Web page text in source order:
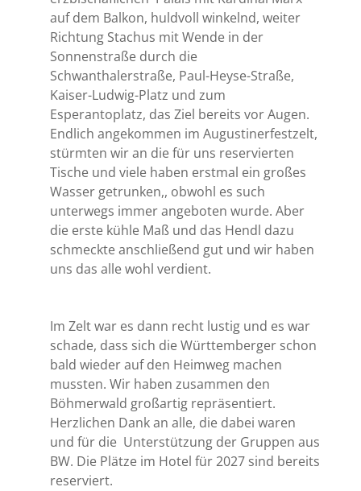
auf dem Balkon, huldvoll winkelnd, weiter
Richtung Stachus mit Wende in der
Sonnenstraße durch die
Schwanthalerstraße, Paul-Heyse-Straße,
Kaiser-Ludwig-Platz und zum
Esperantoplatz, das Ziel bereits vor Augen.
Endlich angekommen im Augustinerfestzelt,
stürmten wir an die für uns reservierten
Tische und viele haben erstmal ein großes
Wasser getrunken,, obwohl es such
unterwegs immer angeboten wurde. Aber
die erste kühle Maß und das Hendl dazu
schmeckte anschließend gut und wir haben
uns das alle wohl verdient.
Im Zelt war es dann recht lustig und es war
schade, dass sich die Württemberger schon
bald wieder auf den Heimweg machen
mussten. Wir haben zusammen den
Böhmerwald großartig repräsentiert.
Herzlichen Dank an alle, die dabei waren
und für die Unterstützung der Gruppen aus
BW. Die Plätze im Hotel für 2027 sind bereits
reserviert.